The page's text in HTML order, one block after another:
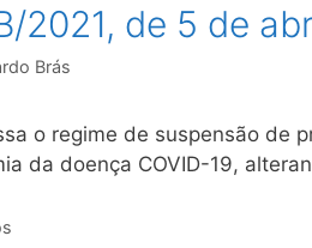
2021, de 5 de
Brás
o regime de suspensão
da doença COVID-19,